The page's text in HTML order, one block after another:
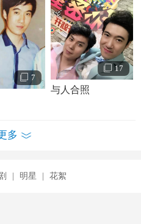
7
17
与人合照
多
明星 花絮